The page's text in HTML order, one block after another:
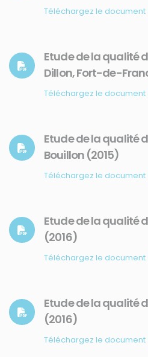
Téléchargez le document
Etude de la qualité
Dillon, Fort-de-
Téléchargez le document
Etude de la qualité
Bouillon (2015)
Téléchargez le document
Etude de la qualité
(2016)
Téléchargez le document
Etude de la qualité
(2016)
Téléchargez le document
Membre de Agréé
MENU
Agir
Ressources et publications
NOS SERVICES